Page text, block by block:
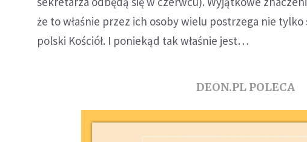
że to właśnie przez ich osoby wielu postrzega nie tylko
polski Kościół. I poniekąd tak właśnie jest…
DEON.PL POLECA